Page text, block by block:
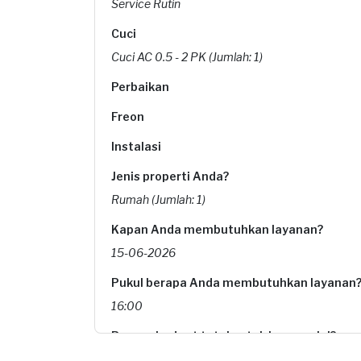
Service Rutin
Cuci
Cuci AC 0.5 - 2 PK (Jumlah: 1)
Perbaikan
Freon
Instalasi
Jenis properti Anda?
Rumah (Jumlah: 1)
Kapan Anda membutuhkan layanan?
15-06-2026
Pukul berapa Anda membutuhkan layanan?
16:00
Berapa budget total untuk layanan ini?